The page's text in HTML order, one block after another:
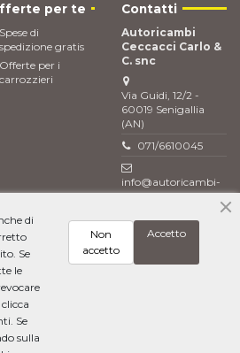
per te
Spese di
spedizione gratis
Offerte per i
carrozzieri
Contatti
Autoricambi
Ceccacci Carlo &
C. snc
Via Guidi, 12/2 -
60019 Senigallia
(AN)
071/6610045
info@autoricambi-
ceccacci.it
e accetto il trattamento dei miei dati
di
Se
le
Se
sulla
Accetto
Non
accetto